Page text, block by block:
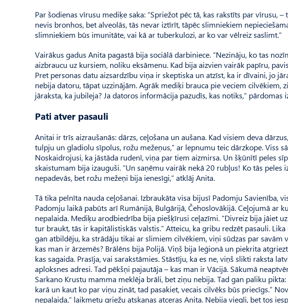
Par šodienas vīrusu mediķe saka: “Spriežot pēc tā, kas rakstīts par vīrusu,
nevis bronhos, bet alveolās, tās nevar iztīrīt, tāpēc slimniekiem
slimniekiem būs imunitāte, vai kā ar tuberkulozi, ar ko var vēlreiz saslimt.”
Vairākus gadus Anita pagastā bija sociālā darbiniece. “Nezināju, ko tas
aizbraucu uz kursiem, noliku eksāmenu. Kad bija aizvien vairāk papīru,
Pret personas datu aizsardzību viņa ir skeptiska un atzīst, ka ir dīvaini, jo
nebija datoru, tāpat uzzinājām. Agrāk mediķi brauca pie veciem cilvēkiem,
jāraksta, ka jubileja? Ja datoros informācija pazudīs, kas notiks,” pārdomas
Pati atver pasauli
Anitai ir trīs aizraušanās: dārzs, ceļošana un aušana. Kad visiem deva
tulpju un gladiolu sīpolus, rožu mežeņus,” ar lepnumu teic dārzkope. Viss
Noskaidrojusi, ka jāstāda rudenī, viņa par tiem aizmirsa. Un šķūnītī peles
skaistumam bija izauguši. “Un saņēmu vairāk nekā 20 rubļus! Ko tās
nepadevās, bet rožu mežeņi bija ienesīgi,” atklāj Anita.
Tā tika pelnīta nauda ceļošanai. Izbraukāta visa bijusī Padomju Savienība,
Padomju laikā pabūts arī ­Ru­­mānijā, Bulgārijā, Čehoslovā­kijā. Ceļojumā ar
nepalaida. Mediķu arodbiedrība bija piešķīrusi ceļazīmi. “Divreiz bija jāiet
tur braukt, tās ir kapitālistiskās valstis.” Atteicu, ka gribu redzēt pasauli.
gan atbildēju, ka strādāju tikai ar slimiem cilvēkiem, viņi sūdzas par savām
kas man ir ārzemēs? Brālēns bija Polijā. Viņš bija leģionā un piekrita
kas sagaida. Prasīja, vai sarakstāmies. Stāstīju, ka es ne, viņš slikti raksta
aploksnes adresi. Tad pēkšņi pajautāja – kas man ir Vācijā. Sākumā
Sarkano Krustu mamma meklēja brāli, bet ziņu nebija. Tad gan paliku
karā un kaut ko par viņu zināt, tad pasakiet, vecais cilvēks būs priecīgs.”
nepalaida,” laikmetu griežu atskaņas atceras Anita. Nebija viegli, bet tos